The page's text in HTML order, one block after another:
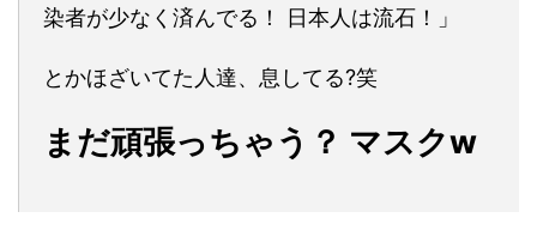
染者が少なく済んでる！ 日本人は流石！」
とかほざいてた人達、息してる?笑
まだ頑張っちゃう？ マスクw